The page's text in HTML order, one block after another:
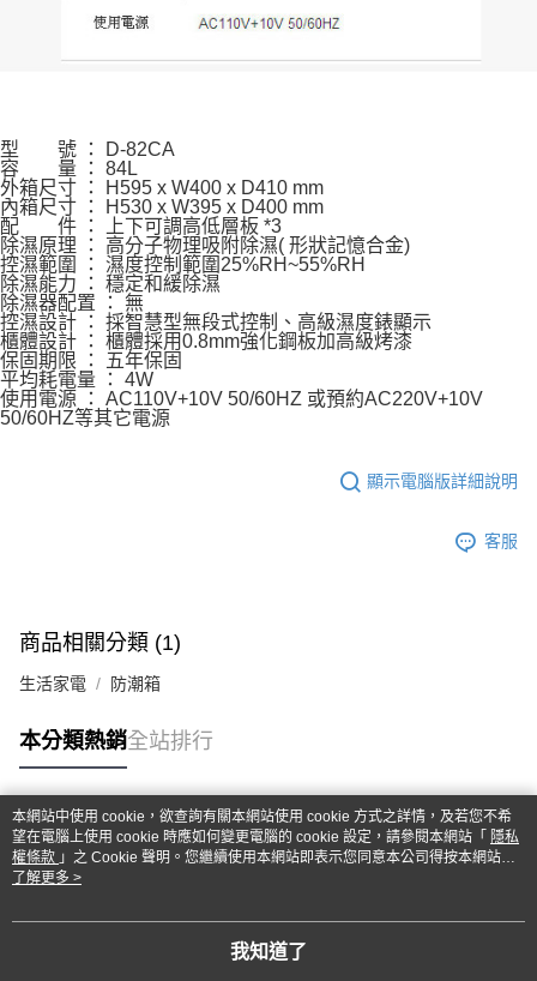
型 號 ： D-82CA
容 量 ： 84L
外箱尺寸 ： H595 x W400 x D410 mm
內箱尺寸 ： H530 x W395 x D400 mm
配 件 ： 上下可調高低層板 *3
除濕原理 ： 高分子物理吸附除濕( 形狀記憶合金)
控濕範圍 ： 濕度控制範圍25%RH~55%RH
除濕能力 ： 穩定和緩除濕
除濕器配置 ： 無
控濕設計 ： 採智慧型無段式控制、高級濕度錶顯示
櫃體設計 ： 櫃體採用0.8mm強化鋼板加高級烤漆
保固期限 ： 五年保固
平均耗電量 ： 4W
使用電源 ： AC110V+10V 50/60HZ 或預約AC220V+10V
50/60HZ等其它電源
顯示電腦版詳細說明
客服
商品相關分類 (1)
生活家電 防潮箱
本分類熱銷全站排行
熱門標籤
本網站中使用 cookie，欲查詢有關本網站使用 cookie 方式之詳情，及若您不希
望在電腦上使用 cookie 時應如何變更電腦的 cookie 設定，請參閱本網站「 隱私
權條款 」之 Cookie 聲明。您繼續使用本網站即表示您同意本公司得按本網站使
用條款之 Cookie 聲明使用 cookie。
了解更多 >
我知道了